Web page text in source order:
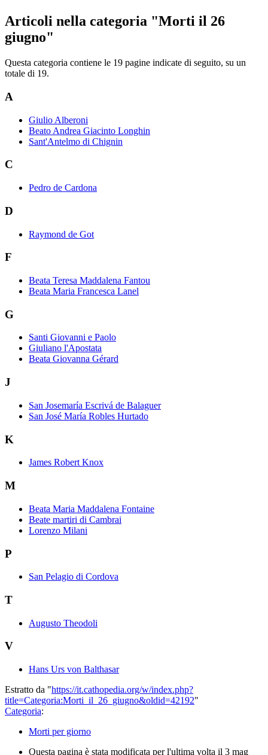
Articoli nella categoria "Morti il 26
giugno"
Questa categoria contiene le 19 pagine indicate di seguito, su un
totale di 19.
A
Giulio Alberoni
Beato Andrea Giacinto Longhin
Sant'Antelmo di Chignin
C
Pedro de Cardona
D
Raymond de Got
F
Beata Teresa Maddalena Fantou
Beata Maria Francesca Lanel
G
Santi Giovanni e Paolo
Giuliano l'Apostata
Beata Giovanna Gérard
J
San Josemaría Escrivá de Balaguer
San José María Robles Hurtado
K
James Robert Knox
M
Beata Maria Maddalena Fontaine
Beate martiri di Cambrai
Lorenzo Milani
P
San Pelagio di Cordova
T
Augusto Theodoli
V
Hans Urs von Balthasar
Estratto da "https://it.cathopedia.org/w/index.php?
title=Categoria:Morti_il_26_giugno&oldid=42192"
Categoria:
Morti per giorno
Questa pagina è stata modificata per l'ultima volta il 3 mag